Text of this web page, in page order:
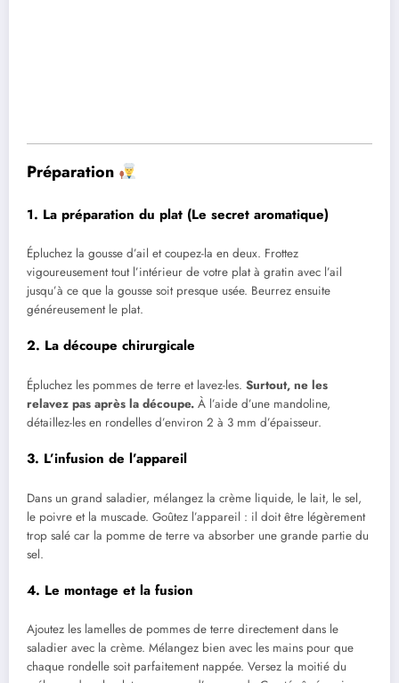
Préparation
1. La préparation du plat (Le secret aromatique)
Épluchez la gousse d’ail et coupez-la en deux. Frottez
vigoureusement tout l’intérieur de votre plat à gratin avec l’ail
jusqu’à ce que la gousse soit presque usée. Beurrez ensuite
généreusement le plat.
2. La découpe chirurgicale
Épluchez les pommes de terre et lavez-les. Surtout, ne les
relavez pas après la découpe. À l’aide d’une mandoline,
détaillez-les en rondelles d’environ 2 à 3 mm d’épaisseur.
3. L’infusion de l’appareil
Dans un grand saladier, mélangez la crème liquide, le lait, le sel,
le poivre et la muscade. Goûtez l’appareil : il doit être légèrement
trop salé car la pomme de terre va absorber une grande partie du
sel.
4. Le montage et la fusion
Ajoutez les lamelles de pommes de terre directement dans le
saladier avec la crème. Mélangez bien avec les mains pour que
chaque rondelle soit parfaitement nappée. Versez la moitié du